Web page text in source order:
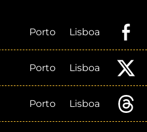
Porto Lisboa
Porto Lisboa
Porto Lisboa